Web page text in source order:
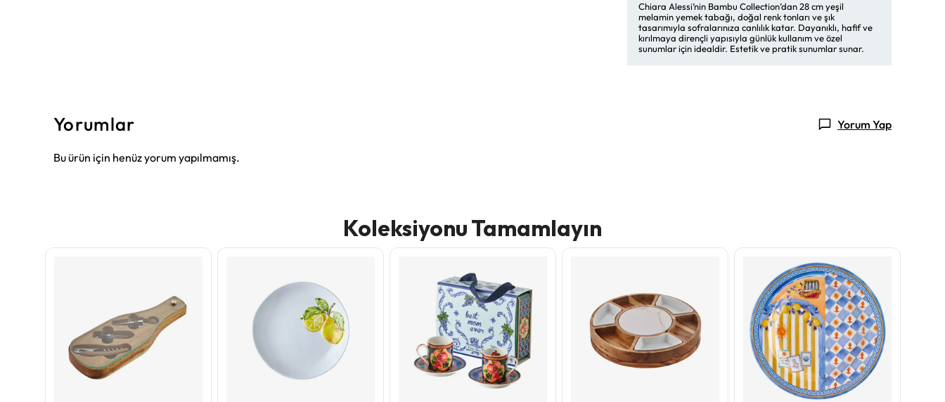
Chiara Alessi’nin Bambu Collection’dan 28 cm yeşil
melamin yemek tabağı, doğal renk tonları ve şık
tasarımıyla sofralarınıza canlılık katar. Dayanıklı, hafif ve
kırılmaya dirençli yapısıyla günlük kullanım ve özel
sunumlar için idealdir. Estetik ve pratik sunumlar sunar.
Yorumlar Yorum Yap
Bu ürün için henüz yorum yapılmamış.
Koleksiyonu Tamamlayın